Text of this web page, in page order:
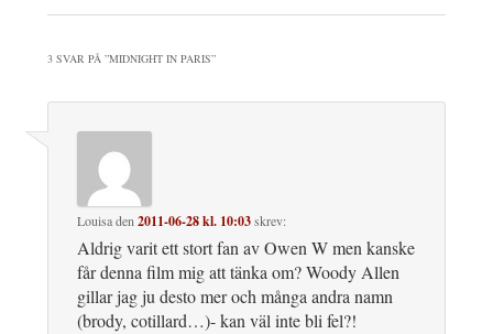
3 SVAR PÅ ”MIDNIGHT IN PARIS”
Louisaden2011-06-28 kl. 10:03skrev:
Aldrig varit ett stort fan av Owen W men kanske
får denna film mig att tänka om? Woody Allen
gillar jag ju desto mer och många andra namn
(brody, cotillard…)- kan väl inte bli fel?!